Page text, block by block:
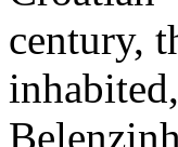
century,